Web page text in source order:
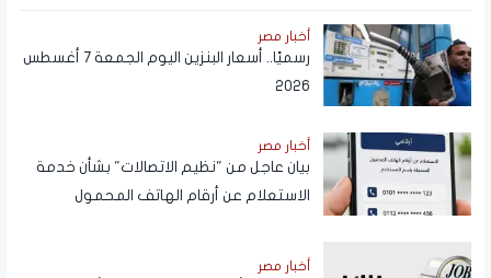
أخبار مصر
رسميًا.. أسعار البنزين اليوم الجمعة 7 أغسطس
2026
أخبار مصر
بيان عاجل من "نظيم الاتصالات" بشأن خدمة
الاستعلام عن أرقام الهاتف المحمول
أخبار مصر